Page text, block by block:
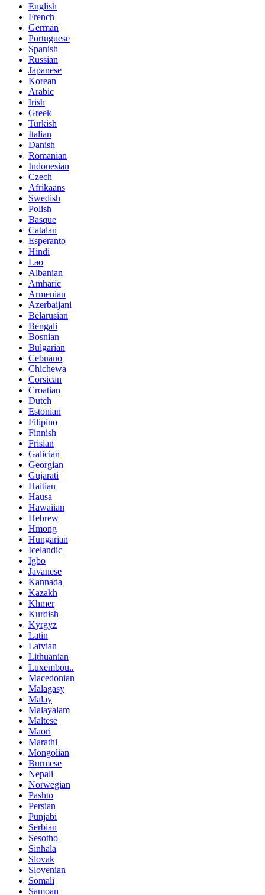
English
French
German
Portuguese
Spanish
Russian
Japanese
Korean
Arabic
Irish
Greek
Turkish
Italian
Danish
Romanian
Indonesian
Czech
Afrikaans
Swedish
Polish
Basque
Catalan
Esperanto
Hindi
Lao
Albanian
Amharic
Armenian
Azerbaijani
Belarusian
Bengali
Bosnian
Bulgarian
Cebuano
Chichewa
Corsican
Croatian
Dutch
Estonian
Filipino
Finnish
Frisian
Galician
Georgian
Gujarati
Haitian
Hausa
Hawaiian
Hebrew
Hmong
Hungarian
Icelandic
Igbo
Javanese
Kannada
Kazakh
Khmer
Kurdish
Kyrgyz
Latin
Latvian
Lithuanian
Luxembou..
Macedonian
Malagasy
Malay
Malayalam
Maltese
Maori
Marathi
Mongolian
Burmese
Nepali
Norwegian
Pashto
Persian
Punjabi
Serbian
Sesotho
Sinhala
Slovak
Slovenian
Somali
Samoan